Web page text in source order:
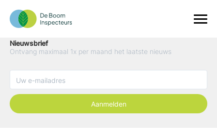
Nieuwsbrief
Ontvang maximaal 1x per maand het laatste nieuws
Aanmelden